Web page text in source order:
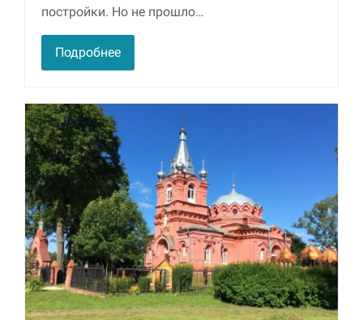
постройки. Но не прошло…
Подробнее
необходимы для
Статистика и
аналитика
Для того чтобы
улучшить
функциональность
и структуру веб-
сайта, исходя из
того, как он
используется.